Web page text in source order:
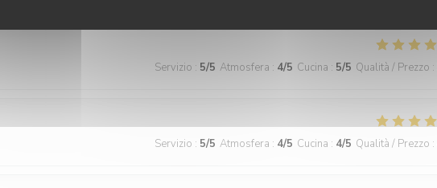
Servizio : 5/5 Atmosfera : 4/5 Cucina : 5/5 Qualità / Prezzo :
Servizio : 5/5 Atmosfera : 4/5 Cucina : 4/5 Qualità / Prezzo :